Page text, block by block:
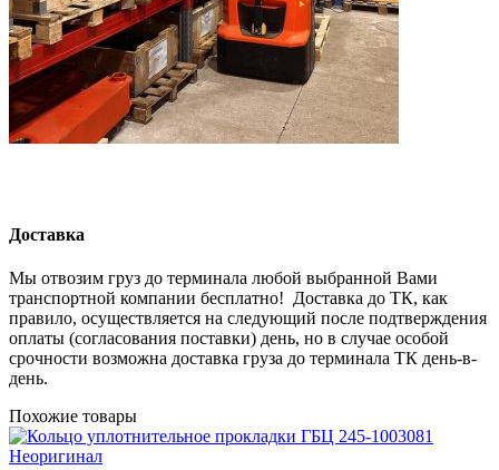
Доставка
Мы отвозим груз до терминала любой выбранной Вами
транспортной компании бесплатно! Доставка до ТК, как
правило, осуществляется на следующий после подтверждения
оплаты (согласования поставки) день, но в случае особой
срочности возможна доставка груза до терминала ТК день-в-
день.
Похожие товары